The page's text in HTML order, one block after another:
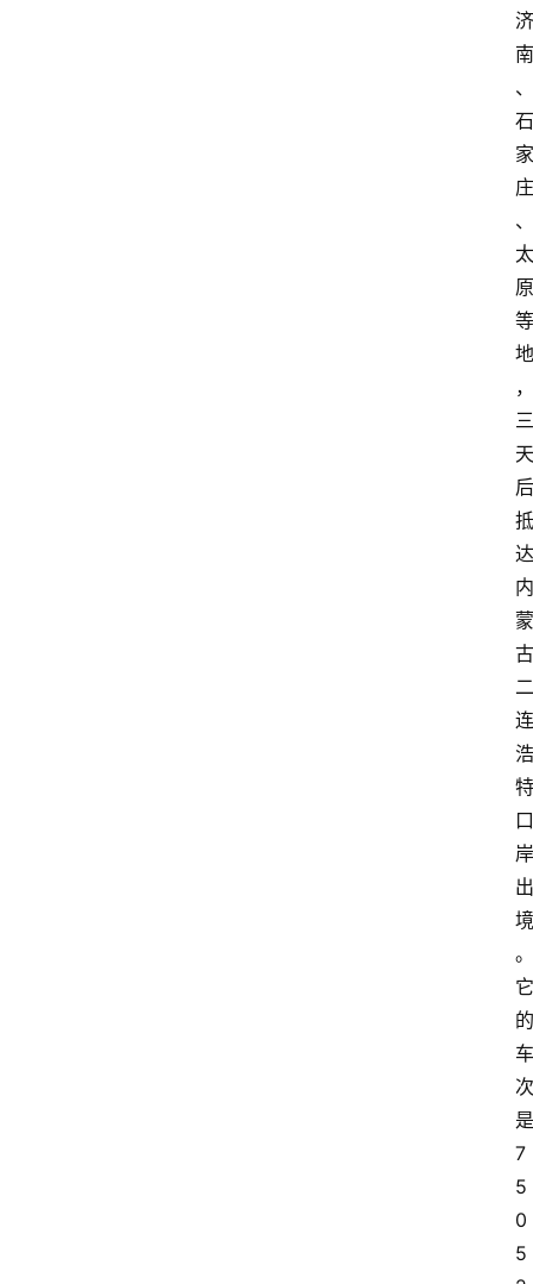
济
南
、
石
家
庄
、
太
原
等
地
，
三
天
后
抵
达
内
蒙
古
二
连
浩
特
口
岸
出
境
。
它
的
车
次
是
7
5
0
5